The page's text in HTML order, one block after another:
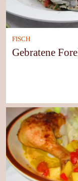
FISCH
Gebratene